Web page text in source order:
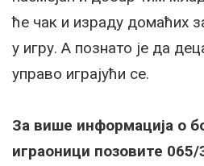
ће чак и израду домаћих
у игру. А познато је да
управо играјући се.
За више информација о
играоници позовите